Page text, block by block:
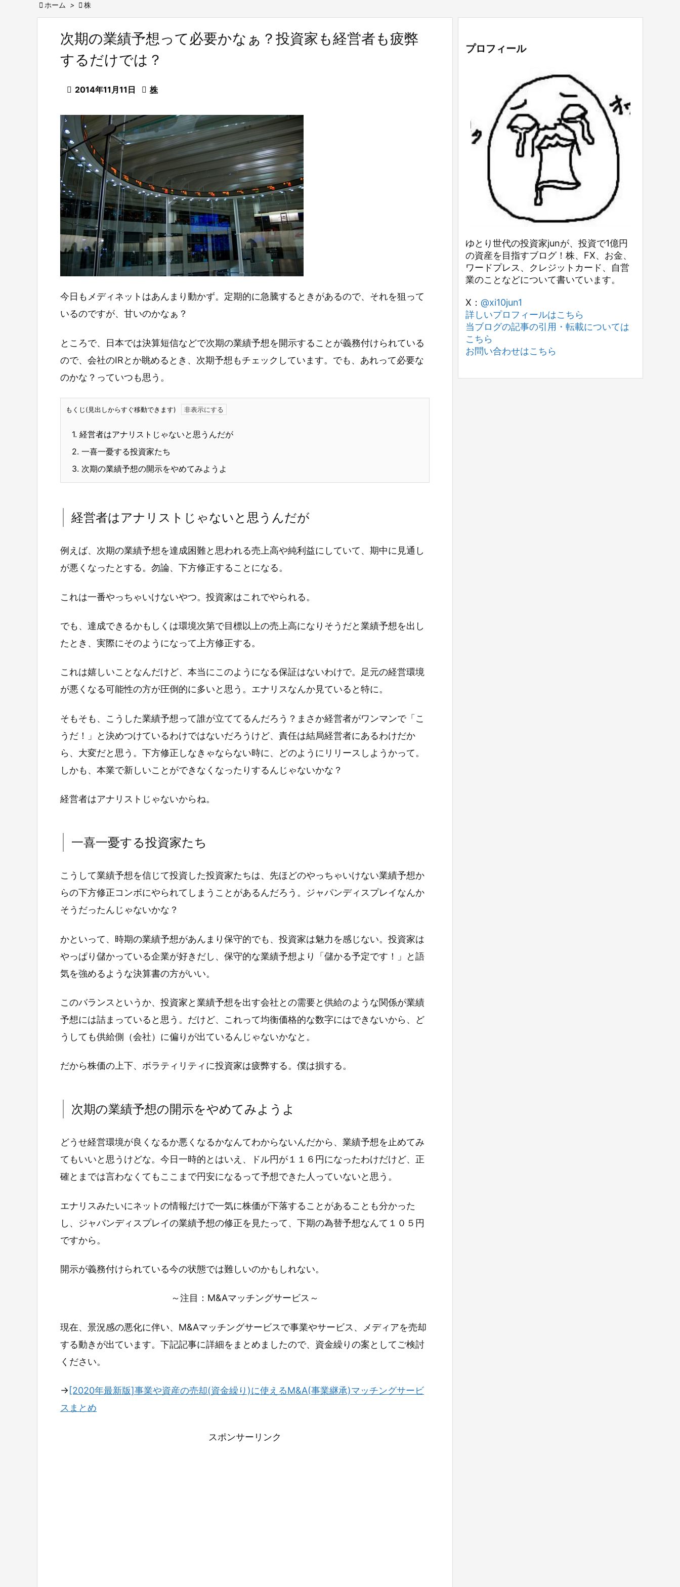
 ホーム >  株
次期の業績予想って必要かなぁ？投資家も経営者も疲弊
するだけでは？
 2014年11月11日  株
今日もメディネットはあんまり動かず。定期的に急騰するときがあるので、それを狙って
いるのですが、甘いのかなぁ？
ところで、日本では決算短信などで次期の業績予想を開示することが義務付けられている
ので、会社のIRとか眺めるとき、次期予想もチェックしています。でも、あれって必要な
のかな？っていつも思う。
もくじ(見出しからすぐ移動できます)
1. 経営者はアナリストじゃないと思うんだが
2. 一喜一憂する投資家たち
3. 次期の業績予想の開示をやめてみようよ
経営者はアナリストじゃないと思うんだが
例えば、次期の業績予想を達成困難と思われる売上高や純利益にしていて、期中に見通し
が悪くなったとする。勿論、下方修正することになる。
これは一番やっちゃいけないやつ。投資家はこれでやられる。
でも、達成できるかもしくは環境次第で目標以上の売上高になりそうだと業績予想を出し
たとき、実際にそのようになって上方修正する。
これは嬉しいことなんだけど、本当にこのようになる保証はないわけで。足元の経営環境
が悪くなる可能性の方が圧倒的に多いと思う。エナリスなんか見ていると特に。
そもそも、こうした業績予想って誰が立ててるんだろう？まさか経営者がワンマンで「こ
うだ！」と決めつけているわけではないだろうけど、責任は結局経営者にあるわけだか
ら、大変だと思う。下方修正しなきゃならない時に、どのようにリリースしようかって。
しかも、本業で新しいことができなくなったりするんじゃないかな？
経営者はアナリストじゃないからね。
一喜一憂する投資家たち
こうして業績予想を信じて投資した投資家たちは、先ほどのやっちゃいけない業績予想か
らの下方修正コンボにやられてしまうことがあるんだろう。ジャパンディスプレイなんか
そうだったんじゃないかな？
かといって、時期の業績予想があんまり保守的でも、投資家は魅力を感じない。投資家は
やっぱり儲かっている企業が好きだし、保守的な業績予想より「儲かる予定です！」と語
気を強めるような決算書の方がいい。
このバランスというか、投資家と業績予想を出す会社との需要と供給のような関係が業績
予想には詰まっていると思う。だけど、これって均衡価格的な数字にはできないから、ど
うしても供給側（会社）に偏りが出ているんじゃないかなと。
だから株価の上下、ボラティリティに投資家は疲弊する。僕は損する。
次期の業績予想の開示をやめてみようよ
どうせ経営環境が良くなるか悪くなるかなんてわからないんだから、業績予想を止めてみ
てもいいと思うけどな。今日一時的とはいえ、ドル円が１１６円になったわけだけど、正
確とまでは言わなくてもここまで円安になるって予想できた人っていないと思う。
エナリスみたいにネットの情報だけで一気に株価が下落することがあることも分かった
し、ジャパンディスプレイの業績予想の修正を見たって、下期の為替予想なんて１０５円
ですから。
開示が義務付けられている今の状態では難しいのかもしれない。
～注目：M&Aマッチングサービス～
現在、景況感の悪化に伴い、M&Aマッチングサービスで事業やサービス、メディアを売却
する動きが出ています。下記記事に詳細をまとめましたので、資金繰りの案としてご検討
ください。
→[2020年最新版]事業や資産の売却(資金繰り)に使えるM&A(事業継承)マッチングサービ
スまとめ
スポンサーリンク
プロフィール
ゆとり世代の投資家junが、投資で1億円
の資産を目指すブログ！株、FX、お金、
ワードプレス、クレジットカード、自営
業のことなどについて書いています。
X： @xi10jun1
詳しいプロフィールはこちら
当ブログの記事の引用・転載については
こちら
お問い合わせはこちら